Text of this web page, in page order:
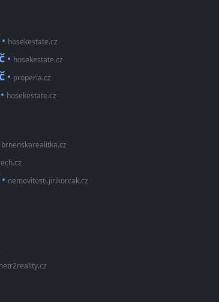
• hosekestate.cz
• hosekestate.cz
• properia.cz
• hosekestate.cz
brnenskarealitka.cz
• nemovitosti.jirikorcak.cz